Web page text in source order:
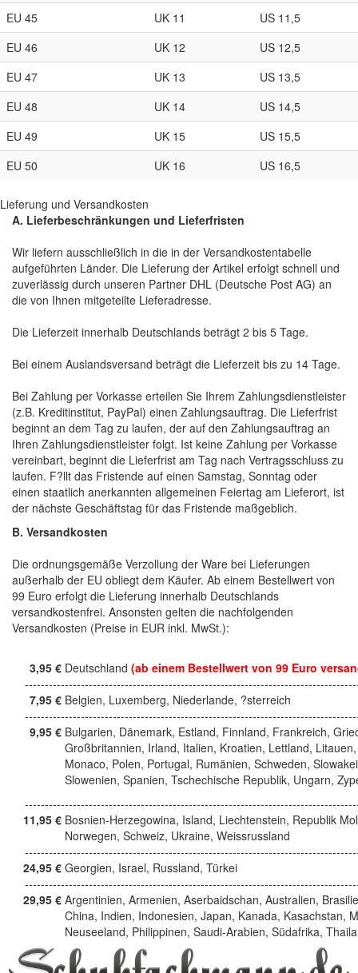
EU 45
UK 11
US 11,5
EU 46
UK 12
US 12,5
EU 47
UK 13
US 13,5
EU 48
UK 14
US 14,5
EU 49
UK 15
US 15,5
EU 50
UK 16 US 16,5
Lieferung und Versandkosten
A. Lieferbeschränkungen und Lieferfristen
Wir liefern ausschließlich in die in der Versandkostentabelle
aufgeführten Länder. Die Lieferung der Artikel erfolgt schnell und
zuverlässig durch unseren Partner DHL (Deutsche Post AG) an
die von Ihnen mitgeteilte Lieferadresse.
Die Lieferzeit innerhalb Deutschlands beträgt 2 bis 5 Tage.
Bei einem Auslandsversand beträgt die Lieferzeit bis zu 14 Tage.
Bei Zahlung per Vorkasse erteilen Sie Ihrem Zahlungsdienstleister
(z.B. Kreditinstitut, PayPal) einen Zahlungsauftrag. Die Lieferfrist
beginnt an dem Tag zu laufen, der auf den Zahlungsauftrag an
Ihren Zahlungsdienstleister folgt. Ist keine Zahlung per Vorkasse
vereinbart, beginnt die Lieferfrist am Tag nach Vertragsschluss zu
laufen. F?llt das Fristende auf einen Samstag, Sonntag oder
einen staatlich anerkannten allgemeinen Feiertag am Lieferort, ist
der nächste Geschäftstag für das Fristende maßgeblich.
B. Versandkosten
Die ordnungsgemäße Verzollung der Ware bei Lieferungen
außerhalb der EU obliegt dem Käufer. Ab einem Bestellwert von
99 Euro erfolgt die Lieferung innerhalb Deutschlands
versandkostenfrei. Ansonsten gelten die nachfolgenden
Versandkosten (Preise in EUR inkl. MwSt.):
3,95 € Deutschland (ab einem Bestellwert von 99 Euro
7,95 € Belgien, Luxemberg, Niederlande, ?sterreich
9,95 € Bulgarien, Dänemark, Estland, Finnland, Frankreich,
Großbritannien, Irland, Italien, Kroatien, Lettland, Litauen,
Monaco, Polen, Portugal, Rumänien, Schweden,
Slowenien, Spanien, Tschechische Republik, Ungarn,
11,95 € Bosnien-Herzegowina, Island, Liechtenstein, Republik
Norwegen, Schweiz, Ukraine, Weissrussland
24,95 € Georgien, Israel, Russland, Türkei
29,95 € Argentinien, Armenien, Aserbaidschan, Australien,
China, Indien, Indonesien, Japan, Kanada, Kasachstan,
Neuseeland, Philippinen, Saudi-Arabien, Südafrika,